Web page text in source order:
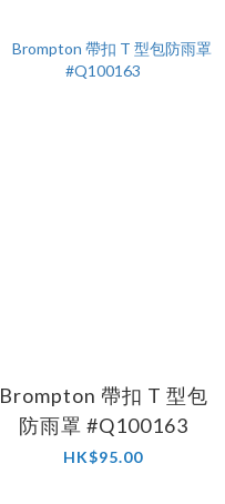
Brompton 帶扣 T 型包
防雨罩 #Q100163
HK$95.00